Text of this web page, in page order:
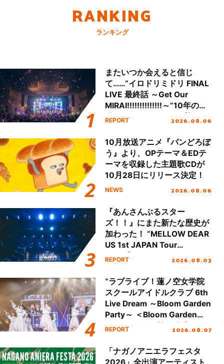
RANKING
ランキング
またいつか会えると信じ
て……“イロドリミドリ FINAL
LIVE 最終話 ～Get Our
MIRAI!!!!!!!!!!!!!!～”10年の活
動を経てファイナルを迎える
REPORT 2026.08.06
10月放送アニメ『パンどろぼ
う』より、OPテーマ＆EDテ
ーマを収録した主題歌CDが
10月28日にリリース決定！
NEWS 2026.08.06
『あんさんぶるスター
ズ！！』にまた新たな歴史が
加わった！ “MELLOW DEAR
US 1st JAPAN Tour
Final「NICE to meet YOU
ート!!
REPORT 2026.08.03
“ラブライブ！蓮ノ空女学院
スクールアイドルクラブ 6th
Live Dream ～Bloom Garden
Party～ ＜Bloom Garden
Party Stage／埼玉公演＞”
REPORT 2026.08.07
「ナガノアニエラフェスタ